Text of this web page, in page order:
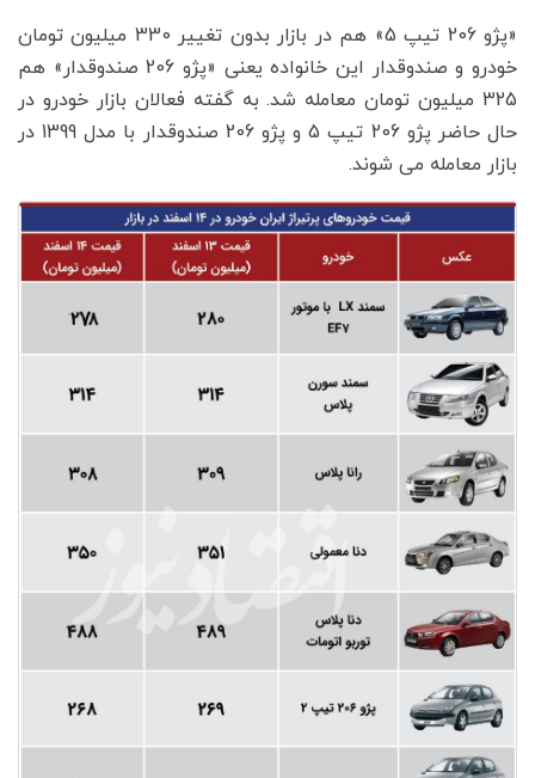
«پژو 206 تیپ 5» هم در بازار بدون تغییر 330 میلیون تومان
خودرو و صندوقدار این خانواده یعنی «پژو 206 صندوقدار» هم
325 میلیون تومان معامله شد. به گفته فعالان بازار خودرو در
حال حاضر پژو 206 تیپ 5 و پژو 206 صندوقدار با مدل 1399 در
بازار معامله می شوند.